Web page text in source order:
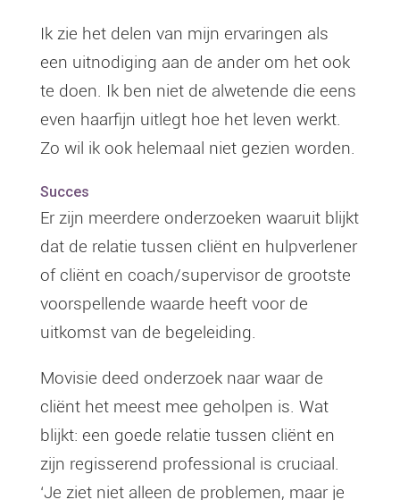
Ik zie het delen van mijn ervaringen als
een uitnodiging aan de ander om het ook
te doen. Ik ben niet de alwetende die eens
even haarfijn uitlegt hoe het leven werkt.
Zo wil ik ook helemaal niet gezien worden.
Succes
Er zijn meerdere onderzoeken waaruit blijkt
dat de relatie tussen cliënt en hulpverlener
of cliënt en coach/supervisor de grootste
voorspellende waarde heeft voor de
uitkomst van de begeleiding.
Movisie deed onderzoek naar waar de
cliënt het meest mee geholpen is. Wat
blijkt: een goede relatie tussen cliënt en
zijn regisserend professional is cruciaal.
‘Je ziet niet alleen de problemen, maar je